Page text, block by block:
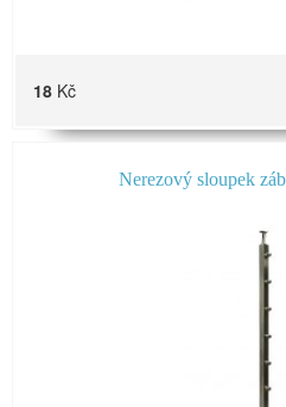
18 Kč
Nerezový sloupek